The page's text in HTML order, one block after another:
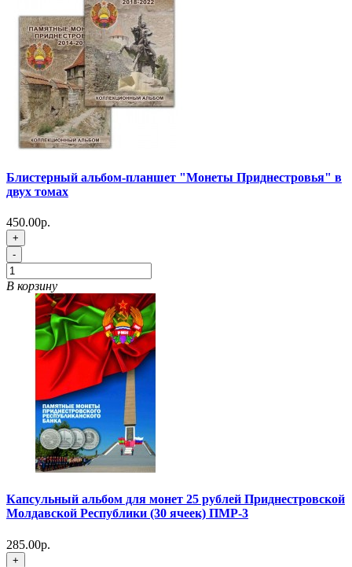
Блистерный альбом-планшет "Монеты Приднестровья" в
двух томах
450.00р.
+
-
В корзину
Капсульный альбом для монет 25 рублей Приднестровской
Молдавской Республики (30 ячеек) ПМР-3
285.00р.
+